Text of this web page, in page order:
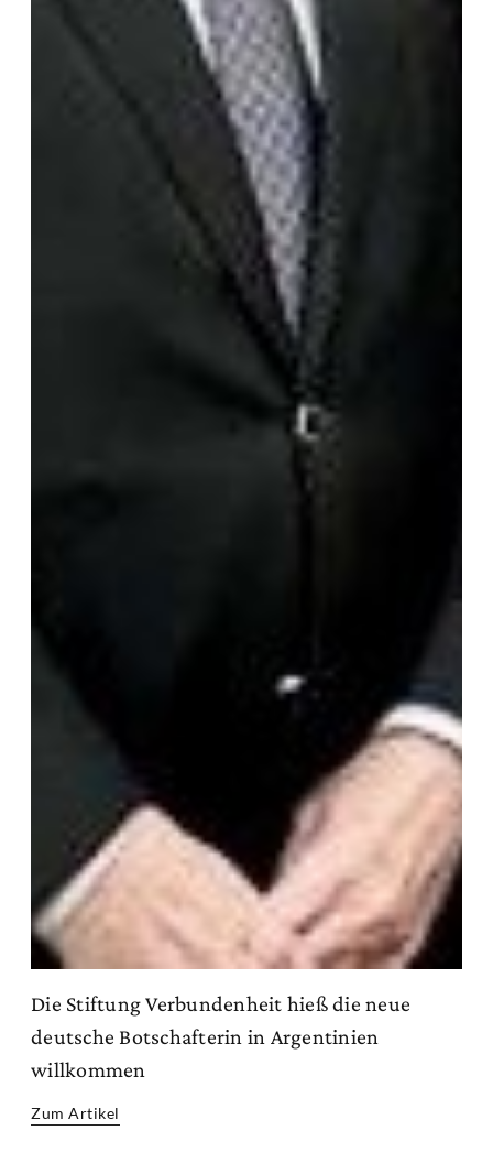
Die Stiftung Verbundenheit hieß die neue
deutsche Botschafterin in Argentinien
willkommen
Zum Artikel